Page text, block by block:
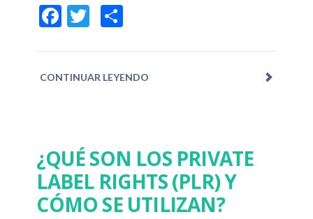
Facebook
Twitter
CONTINUAR LEYENDO
¿QUÉ SON LOS PRIVATE
LABEL RIGHTS (PLR) Y
CÓMO SE UTILIZAN?